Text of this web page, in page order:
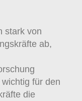
stark von
ab,
für den
die